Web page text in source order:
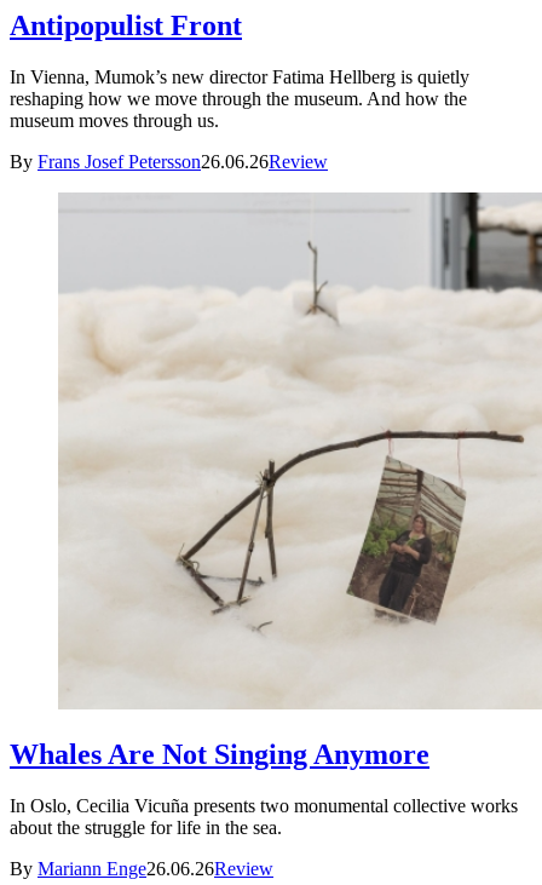
Antipopulist Front
In Vienna, Mumok’s new director Fatima Hellberg is quietly
reshaping how we move through the museum. And how the
museum moves through us.
By Frans Josef Petersson26.06.26Review
Whales Are Not Singing Anymore
In Oslo, Cecilia Vicuña presents two monumental collective works
about the struggle for life in the sea.
By Mariann Enge26.06.26Review